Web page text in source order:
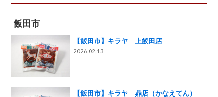
t
飯田市
【飯田市】キラヤ 上飯田店
2026.02.13
【飯田市】キラヤ 鼎店（かなえてん）